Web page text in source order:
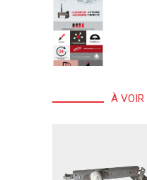
À VOIR